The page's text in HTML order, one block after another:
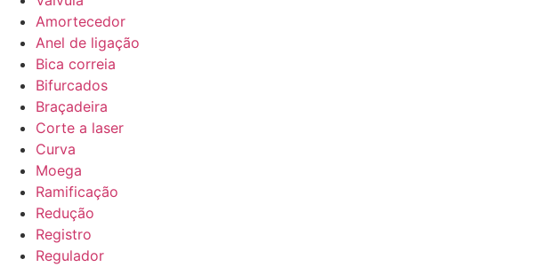
Amortecedor
Anel de ligação
Bica correia
Bifurcados
Braçadeira
Corte a laser
Curva
Moega
Ramificação
Redução
Registro
Regulador